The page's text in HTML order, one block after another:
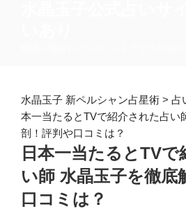
水晶玉子 新ペルシャン占星術 > 占
本一当たるとTVで紹介された占い
剖！評判や口コミは？
日本一当たるとTVで
い師 水晶玉子を徹底
口コミは？